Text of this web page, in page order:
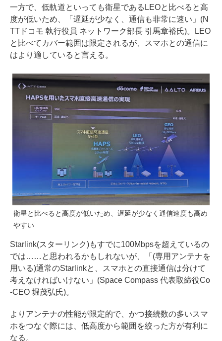
一方で、低軌道といっても衛星であるLEOと比べると高
度が低いため、「遅延が少なく、通信も非常に速い」(N
TTドコモ 執行役員 ネットワーク部長 引馬章裕氏)。LEO
と比べてカバー範囲は限定されるが、スマホとの通信に
はより適していると言える。
衛星と比べると高度が低いため、遅延が少なく通信速度も高め
やすい
Starlink(スターリンク)もすでに100Mbpsを超えているの
では……と思われるかもしれないが、「(専用アンテナを
用いる)通常のStarlinkと、スマホとの直接通信は分けて
考えなければいけない」(Space Compass 代表取締役Co
-CEO 堀茂弘氏)。
よりアンテナの性能が限定的で、かつ接続数の多いスマ
ホをつなぐ際には、低高度から範囲を絞った方が有利に
なる。